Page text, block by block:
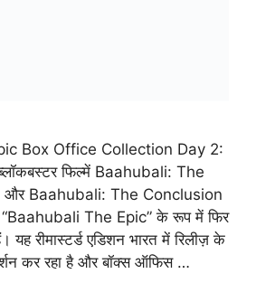
Box Office Collection Day 2:
ब्लॉकबस्टर फिल्में Baahubali: The
और Baahubali: The Conclusion
The Epic” के रूप में फिर
यह रीमास्टर्ड एडिशन भारत में रिलीज़ के
कर रहा है और बॉक्स ऑफिस …